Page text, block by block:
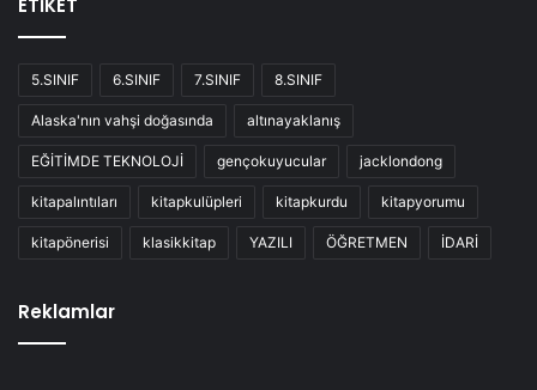
ETİKET
5.SINIF 6.SINIF 7.SINIF 8.SINIF
Alaska'nın vahşi doğasında altınayaklanış
EĞİTİMDE TEKNOLOJİ gençokuyucular jacklondong
kitapalıntıları kitapkulüpleri kitapkurdu kitapyorumu
kitapönerisi klasikkitap YAZILI ÖĞRETMEN İDARİ
Reklamlar